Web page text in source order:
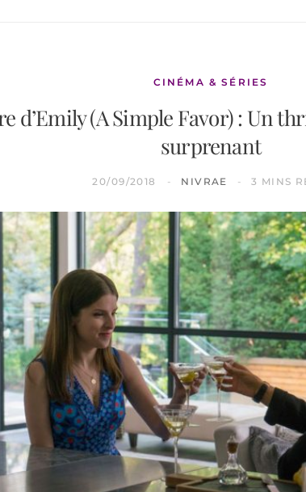
CINÉMA & SÉRIES
d’Emily (A Simple Favor) : Un
surprenant
20/09/2018 NIVRAE 3 MINS